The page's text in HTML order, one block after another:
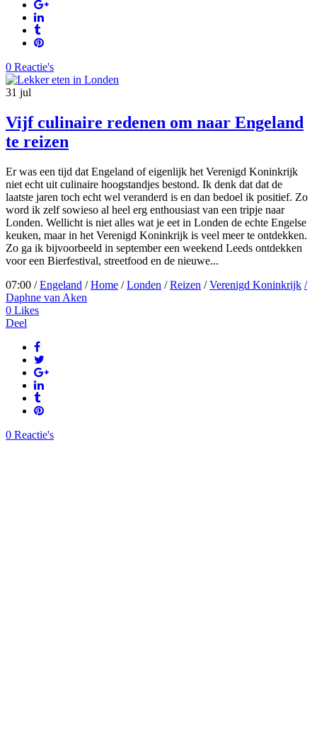
0 Reactie's
31 jul
Vijf culinaire redenen om naar Engeland
te reizen
Er was een tijd dat Engeland of eigenlijk het Verenigd Koninkrijk
niet echt uit culinaire hoogstandjes bestond. Ik denk dat dat de
laatste jaren toch echt wel veranderd is en dan bedoel ik positief. Zo
word ik zelf sowieso al heel erg enthousiast van een tripje naar
Londen. Wellicht is niet alles wat je eet in Londen de echte Engelse
keuken, maar in het Verenigd Koninkrijk is veel meer te ontdekken.
Zo ga ik bijvoorbeeld in september een weekend Leeds ontdekken
voor een Bierfestival, streetfood en de nieuwe...
07:00 /Engeland /Home /Londen /Reizen /Verenigd Koninkrijk /
Daphne van Aken
0 Likes
Deel
0 Reactie's